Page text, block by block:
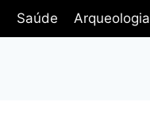
Saúde Arqueologia